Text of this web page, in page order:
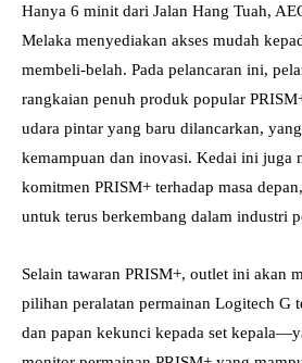
Hanya 6 minit dari Jalan Hang Tuah,
Melaka menyediakan akses mudah
membeli-belah. Pada pelancaran ini,
rangkaian penuh produk popular
udara pintar yang baru dilancarkan,
kemampuan dan inovasi. Kedai ini juga
komitmen PRISM+ terhadap masa
untuk terus berkembang dalam industri
Selain tawaran PRISM+, outlet ini akan
pilihan peralatan permainan Logitech
dan papan kekunci kepada set